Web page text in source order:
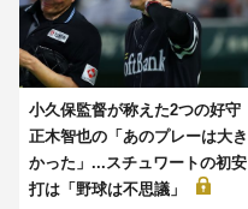
小久保監督が称えた2つの好守
正木智也の「あのプレーは大き
かった」...スチュワートの初安
打は「野球は不思議」